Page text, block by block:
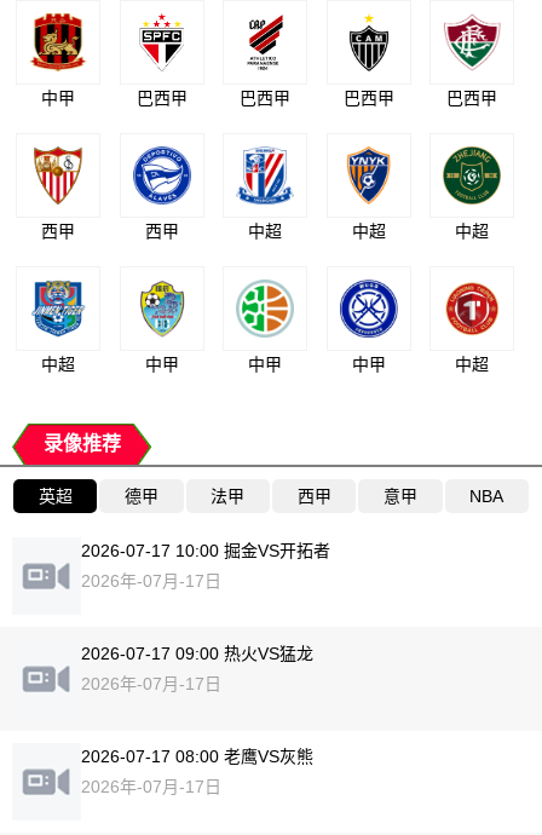
中甲 巴西甲 巴西甲 巴西甲 巴西甲
西甲 西甲 中超 中超 中超
中超 中甲 中甲 中甲 中超
录像推荐
英超 德甲 法甲 西甲 意甲 NBA
2026-07-17 10:00 掘金VS开拓者
2026年-07月-17日
2026-07-17 09:00 热火VS猛龙
2026年-07月-17日
2026-07-17 08:00 老鹰VS灰熊
2026年-07月-17日